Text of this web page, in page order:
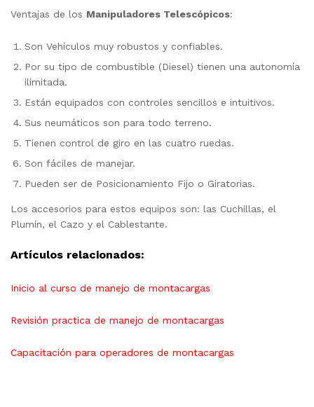
Ventajas de los Manipuladores Telescópicos:
Son Vehículos muy robustos y confiables.
Por su tipo de combustible (Diesel) tienen una autonomía
ilimitada.
Están equipados con controles sencillos e intuitivos.
Sus neumáticos son para todo terreno.
Tienen control de giro en las cuatro ruedas.
Son fáciles de manejar.
Pueden ser de Posicionamiento Fijo o Giratorias.
Los accesorios para estos equipos son: las Cuchillas, el
Plumín, el Cazo y el Cablestante.
Artículos relacionados:
Inicio al curso de manejo de montacargas
Revisión practica de manejo de montacargas
Capacitación para operadores de montacargas